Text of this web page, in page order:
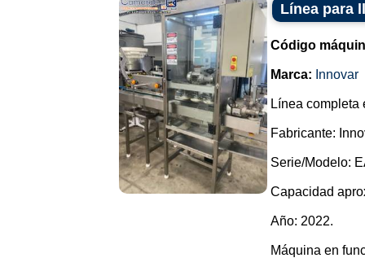
Línea para
Código
Marca: Innovar
Línea
Fabricante:
Serie/Modelo:
Capacidad
Año: 2022.
Máquina en